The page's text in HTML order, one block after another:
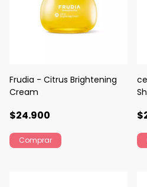
Frudia - Citrus Brightening
Cream
$24.900